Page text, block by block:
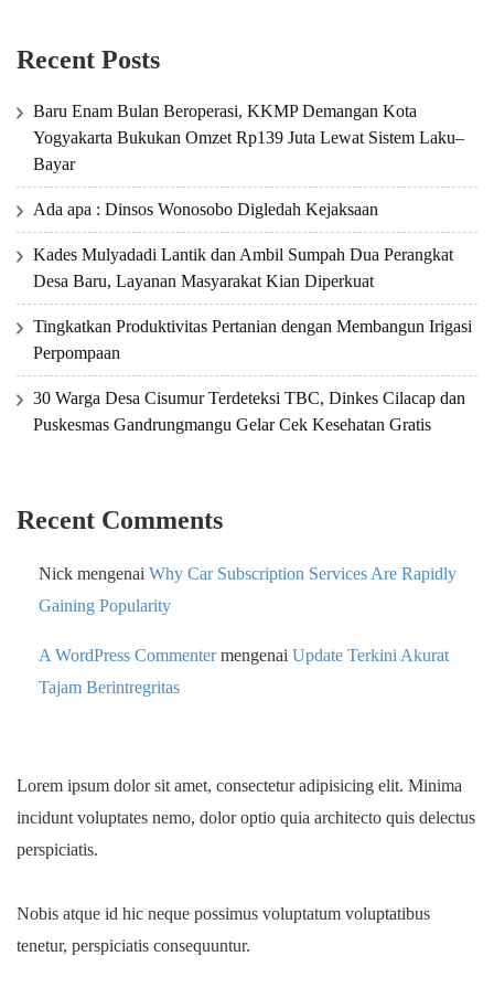
Recent Posts
Baru Enam Bulan Beroperasi, KKMP Demangan Kota
Yogyakarta Bukukan Omzet Rp139 Juta Lewat Sistem Laku–
Bayar
Ada apa : Dinsos Wonosobo Digledah Kejaksaan
Kades Mulyadadi Lantik dan Ambil Sumpah Dua Perangkat
Desa Baru, Layanan Masyarakat Kian Diperkuat
Tingkatkan Produktivitas Pertanian dengan Membangun Irigasi
Perpompaan
30 Warga Desa Cisumur Terdeteksi TBC, Dinkes Cilacap dan
Puskesmas Gandrungmangu Gelar Cek Kesehatan Gratis
Recent Comments
Nick mengenai Why Car Subscription Services Are Rapidly
Gaining Popularity
A WordPress Commentermengenai Update Terkini Akurat
Tajam Berintregritas
Lorem ipsum dolor sit amet, consectetur adipisicing elit. Minima
incidunt voluptates nemo, dolor optio quia architecto quis delectus
perspiciatis.
Nobis atque id hic neque possimus voluptatum voluptatibus
tenetur, perspiciatis consequuntur.